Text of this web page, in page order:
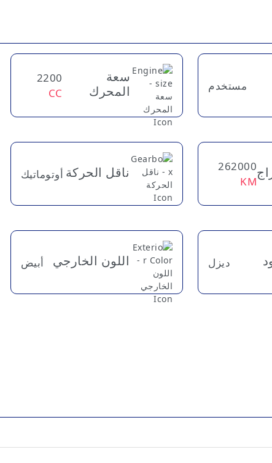
مستخدم
سعة
المحرك
2200
CC
262000
KM
ناقل الحركة أوتوماتيك
ديزل اللون الخارجي أبيض